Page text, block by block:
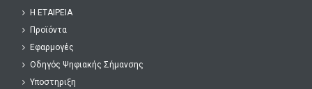
o
k
o
n
H ΕΤΑΙΡΕΙΑ
Προϊόντα
Εφαρμογές
Οδηγός Ψηφιακής Σήμανσης
Υποστηριξη